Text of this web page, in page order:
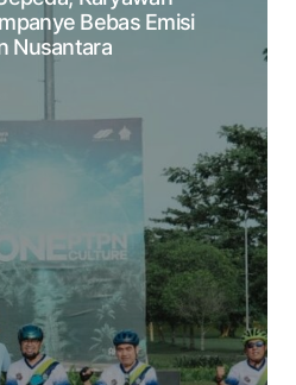
Bebas Emisi
Nusantara